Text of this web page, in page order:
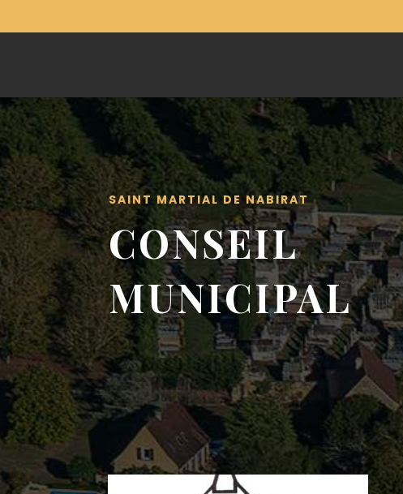
SAINT MARTIAL DE NABIRAT
CONSEIL
MUNICIPAL